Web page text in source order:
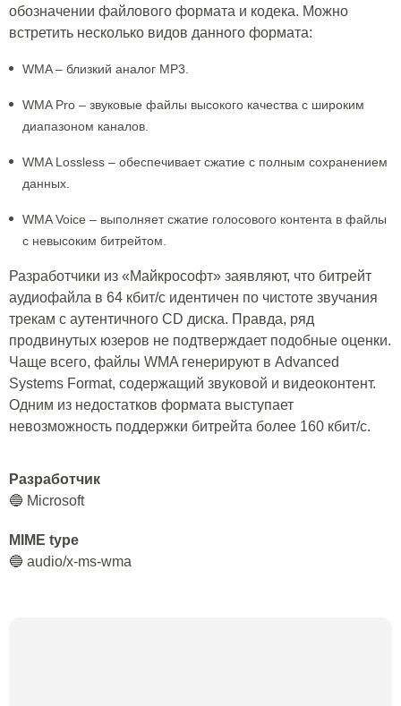
обозначении файлового формата и кодека. Можно
встретить несколько видов данного формата:
WMA – близкий аналог MP3.
WMA Pro – звуковые файлы высокого качества c широким
диапазоном каналов.
WMA Lossless – обеспечивает сжатие с полным сохранением
данных.
WMA Voice – выполняет сжатие голосового контента в файлы
с невысоким битрейтом.
Разработчики из «Майкрософт» заявляют, что битрейт
аудиофайла в 64 кбит/с идентичен по чистоте звучания
трекам с аутентичного CD диска. Правда, ряд
продвинутых юзеров не подтверждает подобные оценки.
Чаще всего, файлы WMA генерируют в Advanced
Systems Format, содержащий звуковой и видеоконтент.
Одним из недостатков формата выступает
невозможность поддержки битрейта более 160 кбит/с.
Разработчик
🔵 Microsoft
MIME type
🔵 audio/x-ms-wma